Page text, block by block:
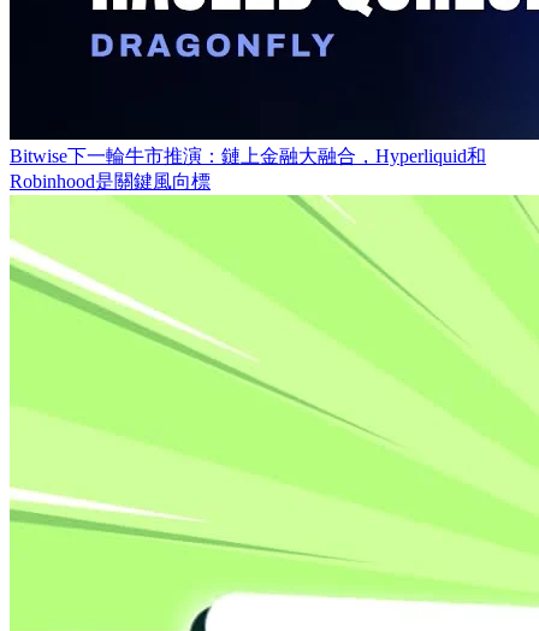
Bitwise下一輪牛市推演：鏈上金融大融合，Hyperliquid和
Robinhood是關鍵風向標